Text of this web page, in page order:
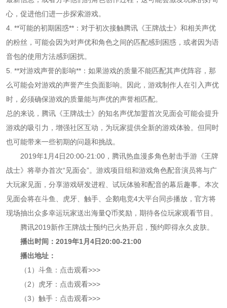
心，促进他们进一步探索游戏。
4. **可能的初期困惑**：对于初次接触腾讯《王牌战士》和相关声优
的粉丝，可能会因为对声优和角色之间的匹配感到困惑，或者因为语
音包的使用方法感到困扰。
5. **对游戏声誉的影响**：如果游戏的质量不能匹配其声优阵容，那
么可能会对游戏的声誉产生负面影响。因此，游戏制作人在引入声优
时，必须确保游戏的质量能与声优的声誉相匹配。
总的来说，腾讯《王牌战士》的知名声优加盟首次见面会可能会提升
游戏的吸引力，增强社区互动，为玩家提供全新的游戏体验。但同时
也可能带来一些初期的问题和挑战。
2019年1月4日20:00-21:00，腾讯热血漫多角色射击手游《王牌
战士》将举办首次“见面会”。游戏项目组和游戏角色配音演员将与广
大玩家见面，分享游戏研发进程、试玩体验和配音的幕后趣事。本次
见面会将在斗鱼、虎牙、触手、企鹅电竞4大平台同步播放，官方将
现场抽出众多幸运玩家送出海量Q币奖励，期待各位玩家观看节目。
腾讯2019新作王牌战士预约已火热开启，预约即得永久皮肤。
播出时间：2019年1月4日20:00-21:00
播出地址：
（1）斗鱼：点击观看>>>
（2）虎牙：点击观看>>>
（3）触手：点击观看>>>